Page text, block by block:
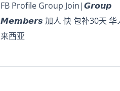
FB Profile Group Join|𝙂𝙧𝙤𝙪𝙥
𝙈𝙚𝙢𝙗𝙚𝙧𝙨 加人 快 包补30天 华
来西亚